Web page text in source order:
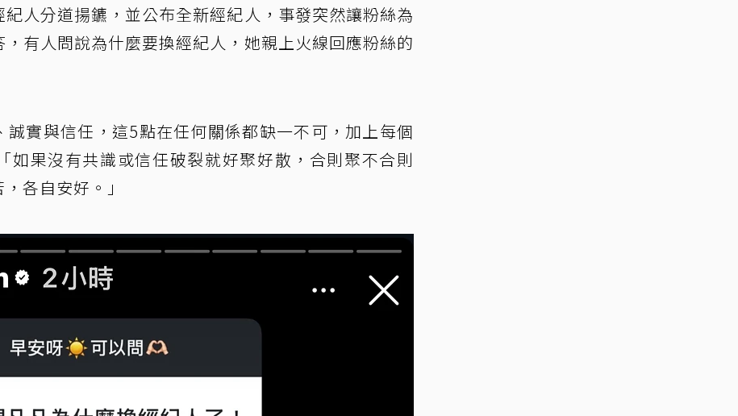
人分道揚鑣，並公布全新經紀人，事發突然讓粉絲為
有人問說為什麼要換經紀人，她親上火線回應粉絲的
實與信任，這5點在任何關係都缺一不可，加上每個
如果沒有共識或信任破裂就好聚好散，合則聚不合則
各自安好。」